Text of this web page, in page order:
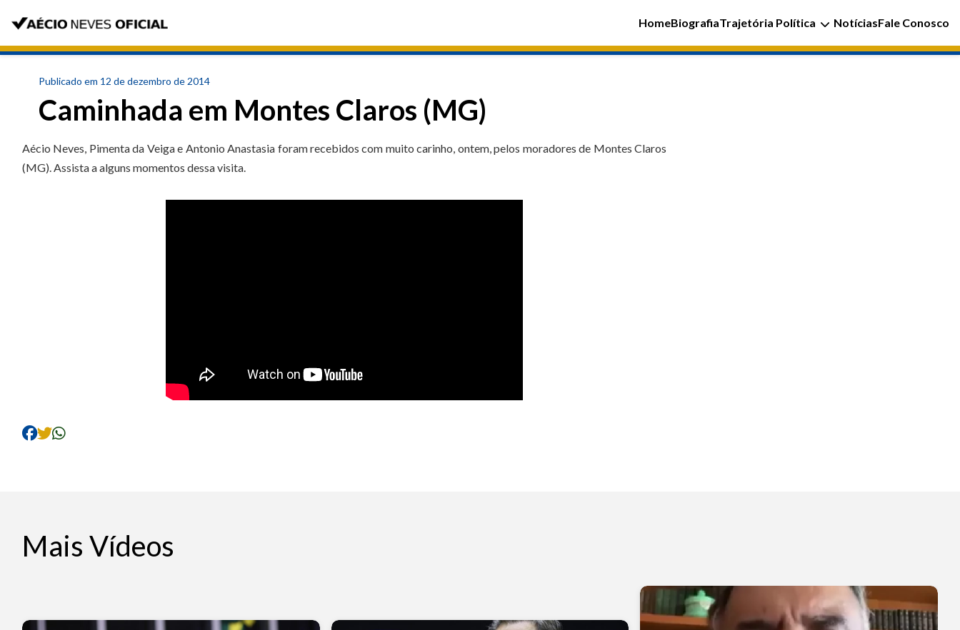
HomeBiografiaTrajetória Política NotíciasFale Conosco
Publicado em 12 de dezembro de 2014
Caminhada em Montes Claros (MG)
Aécio Neves, Pimenta da Veiga e Antonio Anastasia foram recebidos com muito carinho, ontem, pelos moradores de Montes Claros
(MG). Assista a alguns momentos dessa visita.
Mais Vídeos